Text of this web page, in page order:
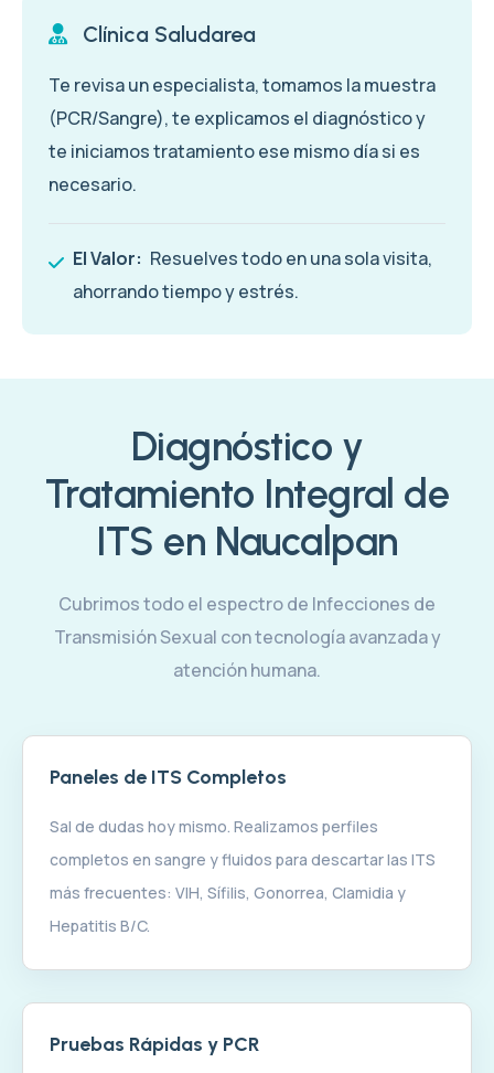
Clínica Saludarea
Te revisa un especialista, tomamos la muestra
(PCR/Sangre), te explicamos el diagnóstico y
te iniciamos tratamiento ese mismo día si es
necesario.
El Valor: Resuelves todo en una sola visita,
ahorrando tiempo y estrés.
Diagnóstico y
Tratamiento Integral de
ITS en Naucalpan
Cubrimos todo el espectro de Infecciones de
Transmisión Sexual con tecnología avanzada y
atención humana.
Paneles de ITS Completos
Sal de dudas hoy mismo. Realizamos perfiles
completos en sangre y fluidos para descartar las ITS
más frecuentes: VIH, Sífilis, Gonorrea, Clamidia y
Hepatitis B/C.
Pruebas Rápidas y PCR